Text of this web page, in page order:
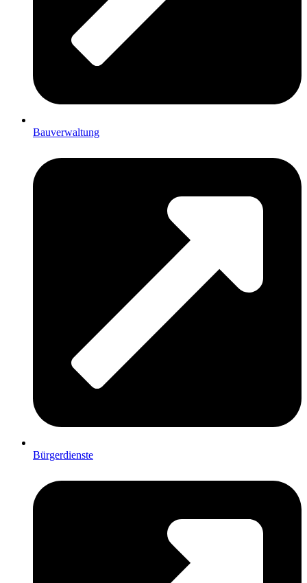
Bauverwaltung
Bürgerdienste